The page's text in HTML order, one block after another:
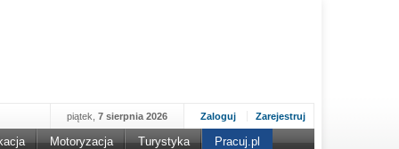
Zaloguj Zarejestruj
piątek, 7 sierpnia 2026
Motoryzacja Turystyka Pracuj.pl